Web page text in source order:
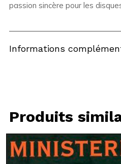
passion sincère pour les
Informations
Produits